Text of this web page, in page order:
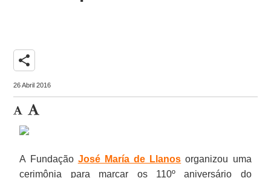
share
26 Abril 2016
A Fundação José María de Llanos organizou uma
cerimônia para marcar os 110º aniversário do